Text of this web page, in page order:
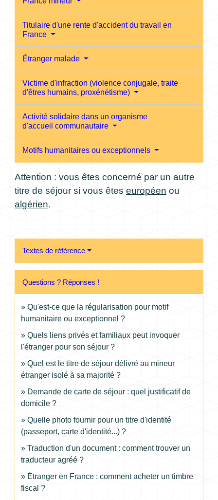
Titulaire d'une rente d'accident du travail en
France
Étranger malade
Victime d'infraction (violence conjugale, traite
d'êtres humains, proxénétisme)
Activité solidaire dans un organisme
d'accueil communautaire
Motifs humanitaires ou exceptionnels
Attention : vous êtes concerné par un autre
titre de séjour si vous êtes européen ou
algérien.
Textes de référence
Questions ? Réponses !
Qu'est-ce que la régularisation pour motif
humanitaire ou exceptionnel ?
Quels liens privés et familiaux peut invoquer
l'étranger pour son séjour ?
Quel est le titre de séjour délivré au mineur
étranger isolé à sa majorité ?
Demande de carte de séjour : quel justificatif de
domicile ?
Quelle photo fournir pour un titre d'identité
(passeport, carte d'identité...) ?
Traduction d'un document : comment trouver un
traducteur agréé ?
Étranger en France : comment acheter un timbre
fiscal ?